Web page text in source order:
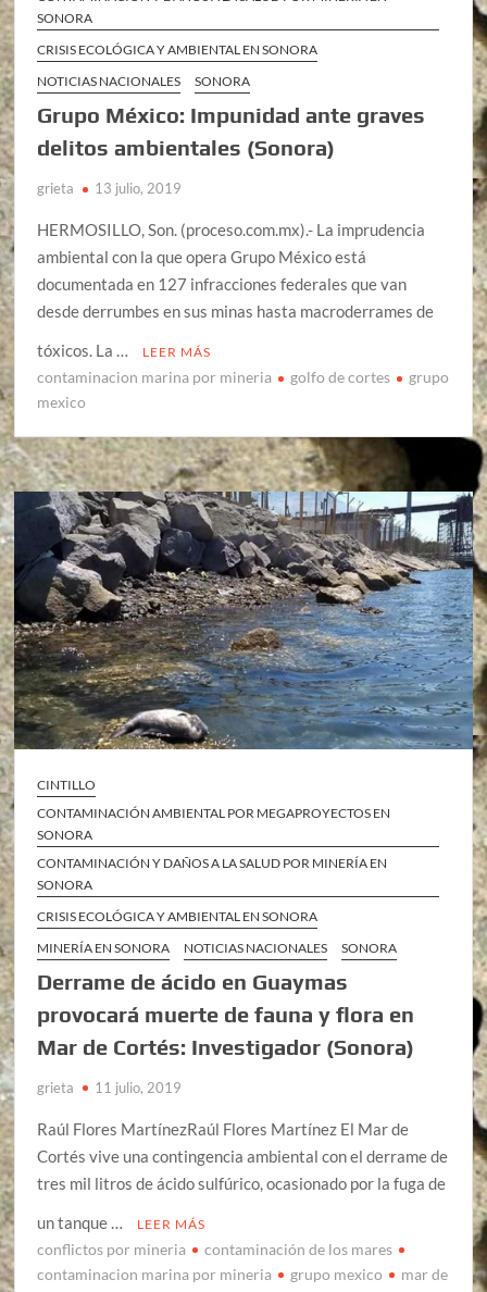
SONORA
CRISIS ECOLÓGICA Y AMBIENTAL EN SONORA
NOTICIAS NACIONALES
SONORA
Grupo México: Impunidad ante graves
delitos ambientales (Sonora)
grieta 13 julio, 2019
HERMOSILLO, Son. (proceso.com.mx).- La imprudencia
ambiental con la que opera Grupo México está
documentada en 127 infracciones federales que van
desde derrumbes en sus minas hasta macroderrames de
tóxicos. La …
LEER MÁS
contaminacion marina por mineria golfo de cortes
grupo
mexico
CINTILLO
CONTAMINACIÓN AMBIENTAL POR MEGAPROYECTOS EN
SONORA
CONTAMINACIÓN Y DAÑOS A LA SALUD POR MINERÍA EN
SONORA
CRISIS ECOLÓGICA Y AMBIENTAL EN SONORA
MINERÍA EN SONORA
NOTICIAS NACIONALES SONORA
Derrame de ácido en Guaymas
provocará muerte de fauna y flora en
Mar de Cortés: Investigador (Sonora)
grieta 11 julio, 2019
Raúl Flores MartínezRaúl Flores Martínez El Mar de
Cortés vive una contingencia ambiental con el derrame de
tres mil litros de ácido sulfúrico, ocasionado por la fuga de
un tanque …
LEER MÁS
conflictos por mineria
contaminación de los mares
contaminacion marina por mineria
grupo mexico
mar de